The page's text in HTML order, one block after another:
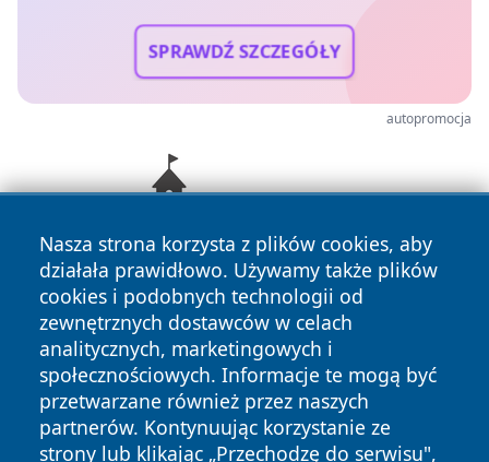
SPRAWDŹ SZCZEGÓŁY
autopromocja
Nasza strona korzysta z plików cookies, aby
działała prawidłowo. Używamy także plików
cookies i podobnych technologii od
zewnętrznych dostawców w celach
analitycznych, marketingowych i
społecznościowych. Informacje te mogą być
przetwarzane również przez naszych
partnerów. Kontynuując korzystanie ze
strony lub klikając „Przechodzę do serwisu",
Copyright © 2026 swidnicanews.pl Wszystkie prawa
zastrzeżone.